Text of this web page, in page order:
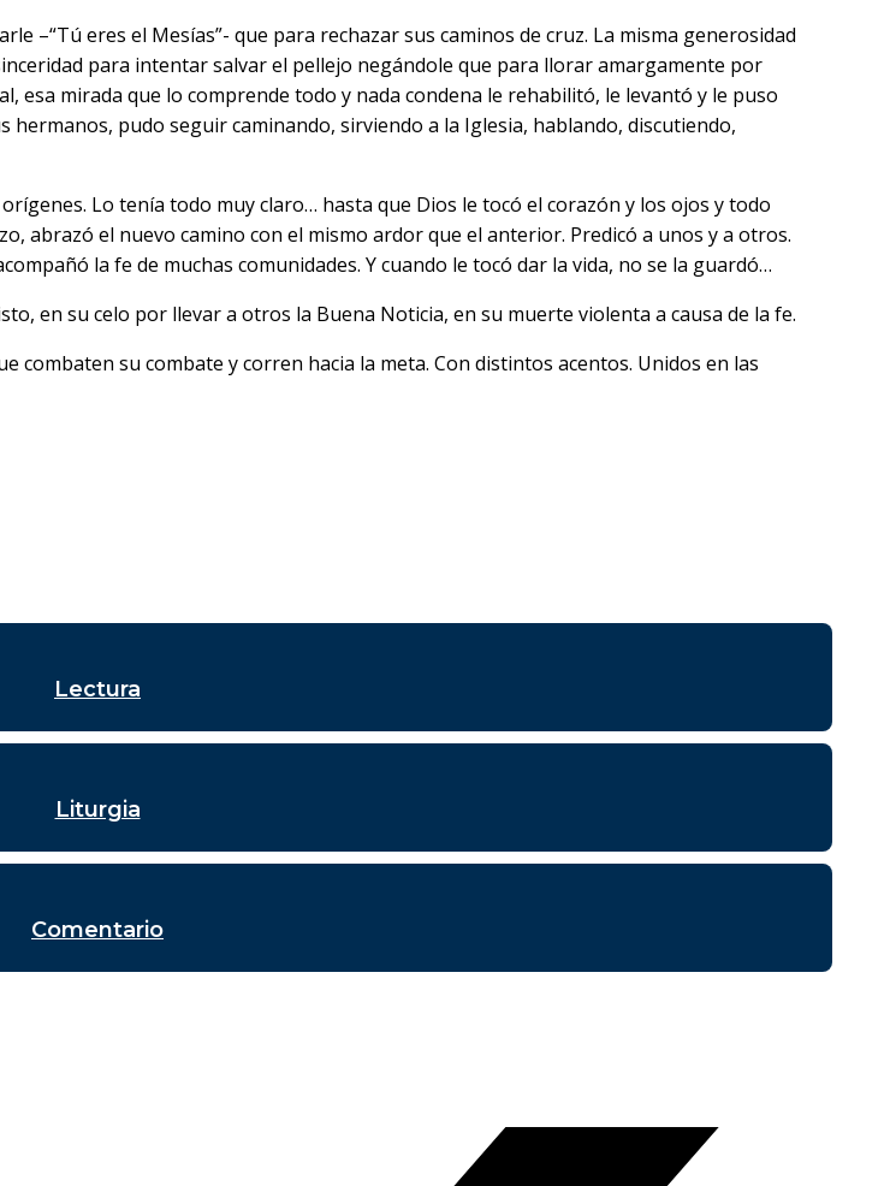
–“Tú eres el Mesías”- que para rechazar sus caminos de cruz. La misma generosidad
para intentar salvar el pellejo negándole que para llorar amargamente por
esa mirada que lo comprende todo y nada condena le rehabilitó, le levantó y le puso
pudo seguir caminando, sirviendo a la Iglesia, hablando, discutiendo,
Lo tenía todo muy claro… hasta que Dios le tocó el corazón y los ojos y todo
abrazó el nuevo camino con el mismo ardor que el anterior. Predicó a unos y a otros.
la fe de muchas comunidades. Y cuando le tocó dar la vida, no se la guardó…
en su celo por llevar a otros la Buena Noticia, en su muerte violenta a causa de la fe.
combaten su combate y corren hacia la meta. Con distintos acentos. Unidos en las
Lectura
Liturgia
Comentario